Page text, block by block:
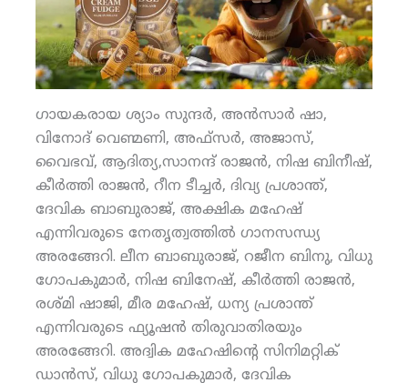
ഗായകരായ ശ്യാം സുന്ദര്‍, അന്‍സാര്‍ ഷാ,
വിനോദ് വെണ്മണി, അഫ്‌സര്‍, അജാസ്,
വൈഭവ്, ആദിത്യ,സാനന്ദ് രാജന്‍, നിഷ ബിനീഷ്,
കീര്‍ത്തി രാജന്‍, റീന ടീച്ചര്‍, ദിവ്യ പ്രശാന്ത്,
ദേവിക ബാബുരാജ്, അക്ഷിക മഹേഷ്
എന്നിവരുടെ നേതൃത്വത്തില്‍ ഗാനസന്ധ്യ
അരങ്ങേറി. ലീന ബാബുരാജ്, റജീന ബിനു, വിധു
ഗോപകുമാര്‍, നിഷ ബിനേഷ്, കീര്‍ത്തി രാജന്‍,
രശ്മി ഷാജി, മീര മഹേഷ്, ധന്യ പ്രശാന്ത്
എന്നിവരുടെ ഫ്യൂഷന്‍ തിരുവാതിരയും
അരങ്ങേറി. അദ്വിക മഹേഷിന്റെ സിനിമറ്റിക്
ഡാന്‍സ്, വിധു ഗോപകുമാര്‍, ദേവിക